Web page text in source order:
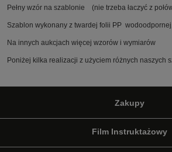
Pełny wzór na szablonie (nie trzeba łaczyć z
Szablon wykonany z twardej folii PP
Na innych aukcjach więcej wzorów i wymiarów
Poniżej kilka realizacji z użyciem różnych naszych
Zakupy
Film Instruktażowy